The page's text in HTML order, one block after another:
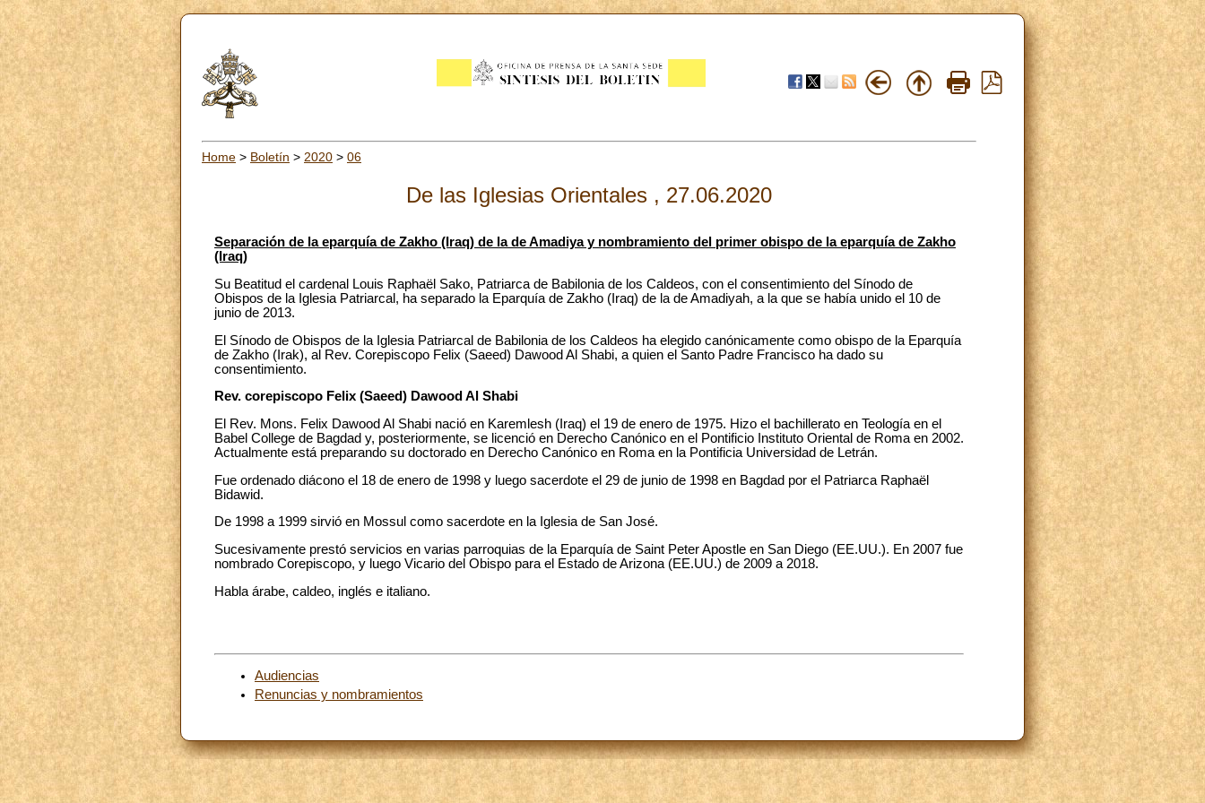
Home > Boletín > 2020 > 06
De las Iglesias Orientales , 27.06.2020
Separación de la eparquía de Zakho (Iraq) de la de Amadiya y nombramiento del primer obispo de la eparquía de Zakho
(Iraq)
Su Beatitud el cardenal Louis Raphaël Sako, Patriarca de Babilonia de los Caldeos, con el consentimiento del Sínodo de
Obispos de la Iglesia Patriarcal, ha separado la Eparquía de Zakho (Iraq) de la de Amadiyah, a la que se había unido el 10 de
junio de 2013.
El Sínodo de Obispos de la Iglesia Patriarcal de Babilonia de los Caldeos ha elegido canónicamente como obispo de la Eparquía
de Zakho (Irak), al Rev. Corepiscopo Felix (Saeed) Dawood Al Shabi, a quien el Santo Padre Francisco ha dado su
consentimiento.
Rev. corepiscopo Felix (Saeed) Dawood Al Shabi
El Rev. Mons. Felix Dawood Al Shabi nació en Karemlesh (Iraq) el 19 de enero de 1975. Hizo el bachillerato en Teología en el
Babel College de Bagdad y, posteriormente, se licenció en Derecho Canónico en el Pontificio Instituto Oriental de Roma en 2002.
Actualmente está preparando su doctorado en Derecho Canónico en Roma en la Pontificia Universidad de Letrán.
Fue ordenado diácono el 18 de enero de 1998 y luego sacerdote el 29 de junio de 1998 en Bagdad por el Patriarca Raphaël
Bidawid.
De 1998 a 1999 sirvió en Mossul como sacerdote en la Iglesia de San José.
Sucesivamente prestó servicios en varias parroquias de la Eparquía de Saint Peter Apostle en San Diego (EE.UU.). En 2007 fue
nombrado Corepiscopo, y luego Vicario del Obispo para el Estado de Arizona (EE.UU.) de 2009 a 2018.
Habla árabe, caldeo, inglés e italiano.
Audiencias
Renuncias y nombramientos